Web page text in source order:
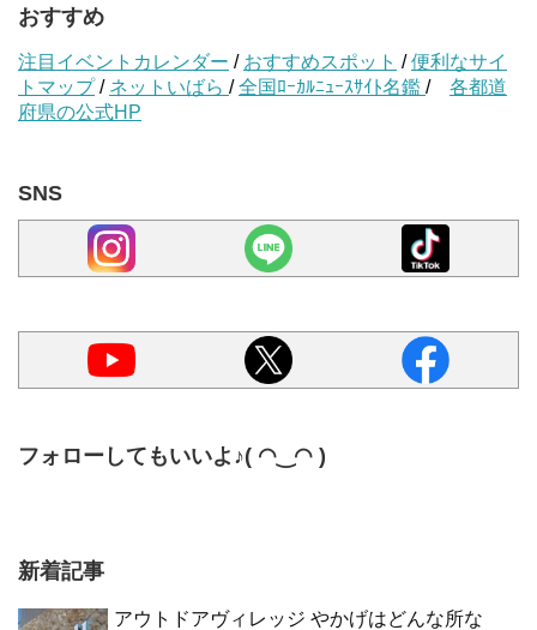
おすすめ
注目イベントカレンダー / おすすめスポット /便利なサイ
トマップ/ ネットいばら /全国ﾛｰｶﾙﾆｭｰｽｻｲﾄ名鑑 / 各都道
府県の公式HP
SNS
フォローしてもいいよ♪( ◠‿◠ )
新着記事
アウトドアヴィレッジ やかげはどんな所な